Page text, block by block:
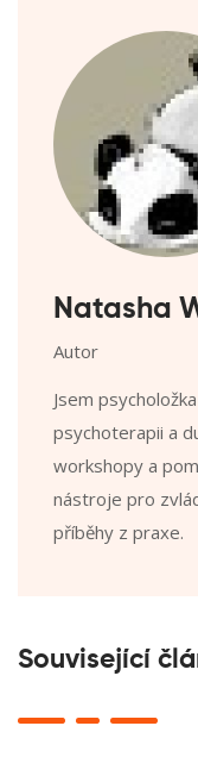
Natasha
Autor
Jsem
psychoterapii a
workshopy a
nástroje pro
příběhy z praxe.
Související